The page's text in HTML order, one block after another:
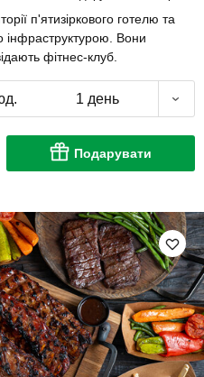
п'ятизіркового готелю та
інфраструктурою. Вони
фітнес-клуб.
1 день
Подарувати